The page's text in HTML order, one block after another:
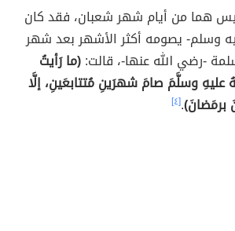
هما من أيام شهر شعبان، فقد كان
وسلم- يصومه أكثر الأشهر بعد شهر
-رضي الله عنها-، قالت:(ما رَأيتُ
عليهِ وسلَّمَ صامَ شهرَينِ مُتتابعَينِ، إلَّا
برمَضانَ).[٤]